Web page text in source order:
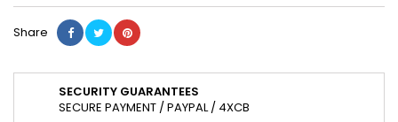
Share
SECURITY GUARANTEES
SECURE PAYMENT / PAYPAL / 4XCB